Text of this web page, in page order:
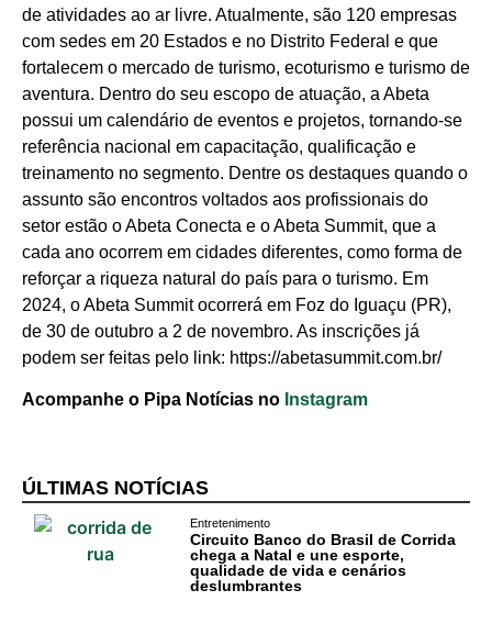
Cotidiano
Comunidade
Comércio e
Negócios na
Pipa
de atividades ao ar livre. Atualmente, são 120 empresas
com sedes em 20 Estados e no Distrito Federal e que
fortalecem o mercado de turismo, ecoturismo e turismo de
aventura. Dentro do seu escopo de atuação, a Abeta
possui um calendário de eventos e projetos, tornando-se
referência nacional em capacitação, qualificação e
treinamento no segmento. Dentre os destaques quando o
assunto são encontros voltados aos profissionais do
setor estão o Abeta Conecta e o Abeta Summit, que a
cada ano ocorrem em cidades diferentes, como forma de
reforçar a riqueza natural do país para o turismo. Em
2024, o Abeta Summit ocorrerá em Foz do Iguaçu (PR),
de 30 de outubro a 2 de novembro. As inscrições já
podem ser feitas pelo link: https://abetasummit.com.br/
Acompanhe o Pipa Notícias no Instagram
ÚLTIMAS NOTÍCIAS
Entretenimento
Circuito Banco do Brasil de Corrida
chega a Natal e une esporte,
qualidade de vida e cenários
deslumbrantes